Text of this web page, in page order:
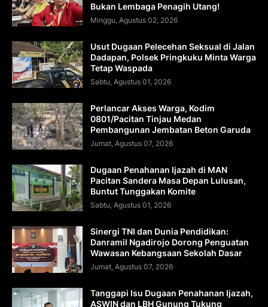
Bukan Lembaga Penagih Utang!
Minggu, Agustus 02, 2026
Usut Dugaan Pelecehan Seksual di Jalan
Dadapan, Polsek Pringkuku Minta Warga
Tetap Waspada
Sabtu, Agustus 01, 2026
Perlancar Akses Warga, Kodim
0801/Pacitan Tinjau Medan
Pembangunan Jembatan Beton Garuda
Jumat, Agustus 07, 2026
Dugaan Penahanan Ijazah di MAN
Pacitan Sandera Masa Depan Lulusan,
Buntut Tunggakan Komite
Sabtu, Agustus 01, 2026
Sinergi TNI dan Dunia Pendidikan:
Danramil Ngadirojo Dorong Penguatan
Wawasan Kebangsaan Sekolah Dasar
Jumat, Agustus 07, 2026
Tanggapi Isu Dugaan Penahanan Ijazah,
ASWIN dan LBH Gunung Tukung